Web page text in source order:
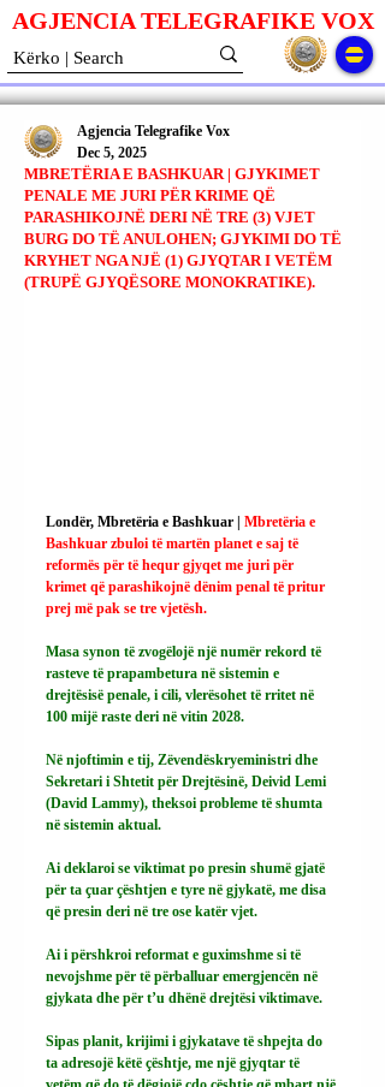
AGJENCIA TELEGRAFIKE VOX
MBRETËRIA E BASHKUAR | GJYKIMET
PENALE ME JURI PËR KRIME QË
PARASHIKOJNË DERI NË TRE (3) VJET
BURG DO TË ANULOHEN; GJYKIMI DO TË
KRYHET NGA NJË (1) GJYQTAR I VETËM
(TRUPË GJYQËSORE MONOKRATIKE).
Agjencia Telegrafike Vox
Dec 5, 2025
Londër, Mbretëria e Bashkuar | Mbretëria e
Bashkuar zbuloi të martën planet e saj të
reformës për të hequr gjyqet me juri për
krimet që parashikojnë dënim penal të pritur
prej më pak se tre vjetësh.
Masa synon të zvogëlojë një numër rekord të
rasteve të prapambetura në sistemin e
drejtësisë penale, i cili, vlerësohet të rritet në
100 mijë raste deri në vitin 2028.
Në njoftimin e tij, Zëvendëskryeministri dhe
Sekretari i Shtetit për Drejtësinë, Deivid Lemi
(David Lammy), theksoi probleme të shumta
në sistemin aktual.
Ai deklaroi se viktimat po presin shumë gjatë
për ta çuar çështjen e tyre në gjykatë, me disa
që presin deri në tre ose katër vjet.
Ai i përshkroi reformat e guximshme si të
nevojshme për të përballuar emergjencën në
gjykata dhe për t’u dhënë drejtësi viktimave.
Sipas planit, krijimi i gjykatave të shpejta do
ta adresojë këtë çështje, me një gjyqtar të